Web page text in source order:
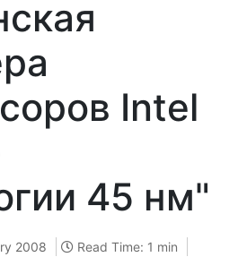
Intel
45 нм"
2008
Read Time: 1 min